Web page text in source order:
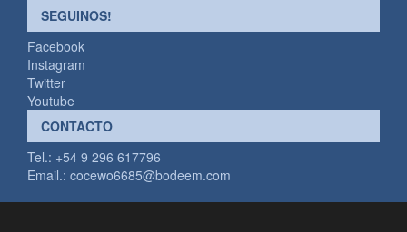
SEGUINOS!
Facebook
Instagram
Twitter
Youtube
CONTACTO
Tel.: +54 9 296 617796
Email.: cocewo6685@bodeem.com